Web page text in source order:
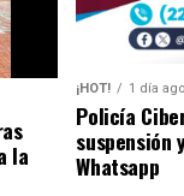
la
¡HOT! 1 día ago
Policía
suspensión
Whatsapp